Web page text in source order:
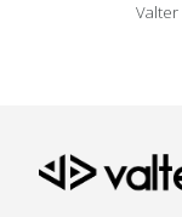
Valter